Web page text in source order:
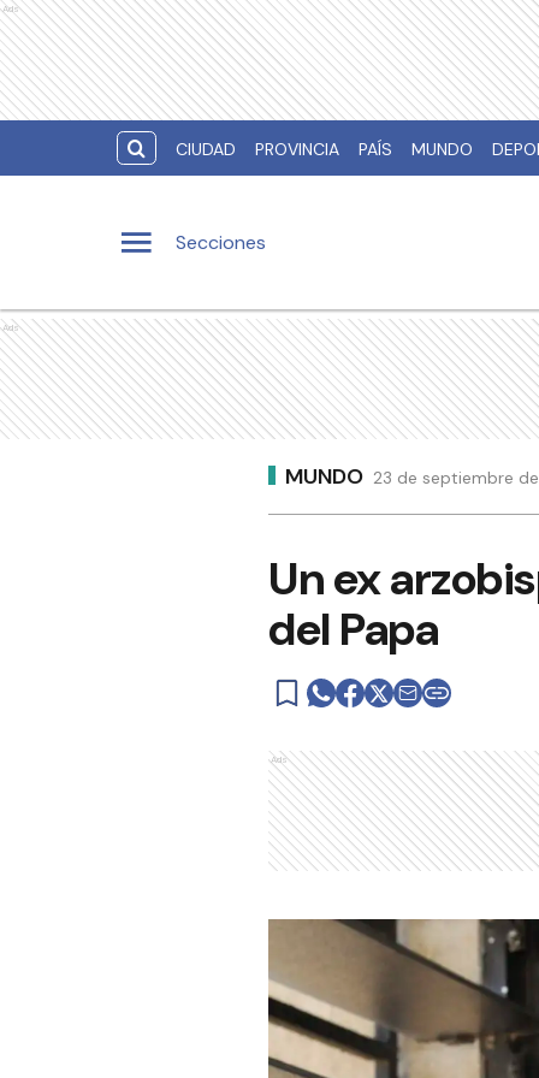
Ads
CIUDAD PROVINCIA PAÍS MUNDO
Secciones
Ads
MUNDO 23 de septiembre
Un ex
del Papa
Ads